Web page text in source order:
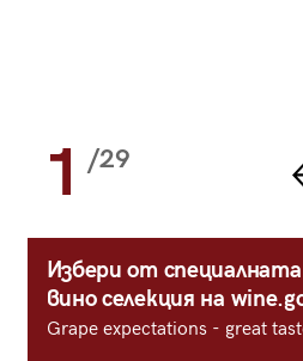
1 /29
Избери от
вино селекция на
Grape expectations - great